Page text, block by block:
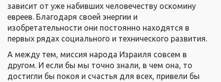
зависит от уже набивших человечеству оскомину
евреев. Благодаря своей энергии и
изобретательности они постоянно находятся в
первых рядах социального и технического развития.
А между тем, миссия народа Израиля совсем в
другом. И если бы мы точно знали, в чем она, то
достигли бы покоя и счастья для всех, привели бы